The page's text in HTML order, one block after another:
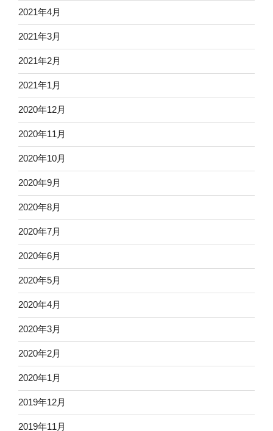
2021年4月
2021年3月
2021年2月
2021年1月
2020年12月
2020年11月
2020年10月
2020年9月
2020年8月
2020年7月
2020年6月
2020年5月
2020年4月
2020年3月
2020年2月
2020年1月
2019年12月
2019年11月